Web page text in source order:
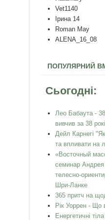
Vet1140
Ірина 14
Roman May
ALENA_16_08
ПОПУЛЯРНИЙ
Сьогодні:
Лео Бабаута - 38
вивчив за 38
Дейл Карнегі
та впливати на
«Восточный
семинар
телесно-
Шри-Ланке
365 притч на
Рік Уоррен - Що
Енергетичні